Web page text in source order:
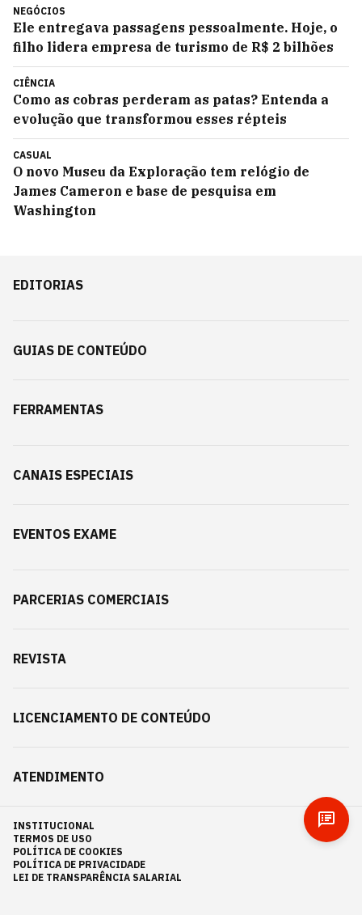
NEGÓCIOS
Ele entregava passagens pessoalmente. Hoje, o
filho lidera empresa de turismo de R$ 2 bilhões
CIÊNCIA
Como as cobras perderam as patas? Entenda a
evolução que transformou esses répteis
CASUAL
O novo Museu da Exploração tem relógio de
James Cameron e base de pesquisa em
Washington
EDITORIAS
GUIAS DE CONTEÚDO
FERRAMENTAS
CANAIS ESPECIAIS
EVENTOS EXAME
PARCERIAS COMERCIAIS
REVISTA
LICENCIAMENTO DE CONTEÚDO
ATENDIMENTO
INSTITUCIONAL
TERMOS DE USO
POLÍTICA DE COOKIES
POLÍTICA DE PRIVACIDADE
LEI DE TRANSPARÊNCIA SALARIAL